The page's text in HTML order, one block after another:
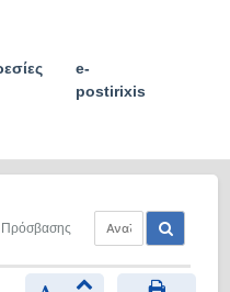
e-
postirixis
Πρόσβασης